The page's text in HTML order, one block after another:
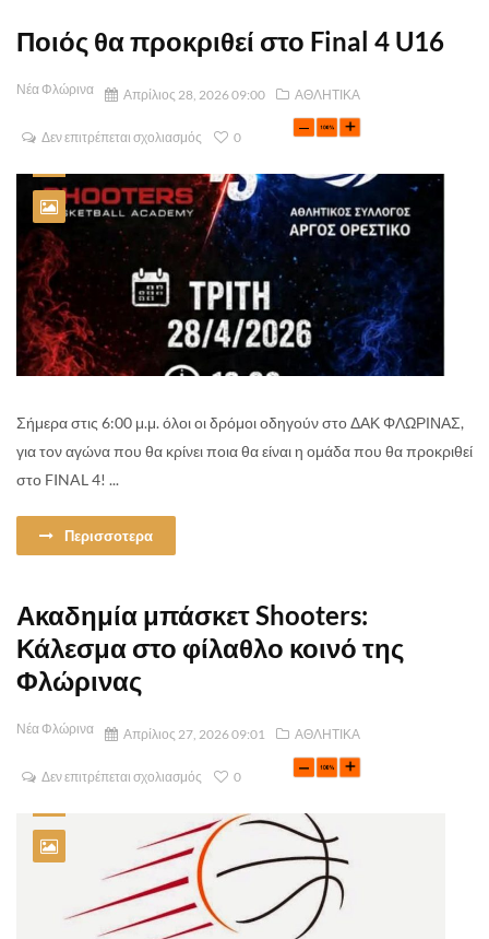
Ποιός θα προκριθεί στο Final 4 U16
Νέα Φλώρινα Απρίλιος 28, 2026 09:00 ΑΘΛΗΤΙΚΑ
Δεν επιτρέπεται σχολιασμός 0
Σήμερα στις 6:00 μ.μ. όλοι οι δρόμοι οδηγούν στο ΔΑΚ ΦΛΩΡΙΝΑΣ,
για τον αγώνα που θα κρίνει ποια θα είναι η ομάδα που θα προκριθεί
στο FINAL 4! ...
Περισσοτερα
Ακαδημία μπάσκετ Shooters:
Κάλεσμα στο φίλαθλο κοινό της
Φλώρινας
Νέα Φλώρινα Απρίλιος 27, 2026 09:01 ΑΘΛΗΤΙΚΑ
Δεν επιτρέπεται σχολιασμός 0